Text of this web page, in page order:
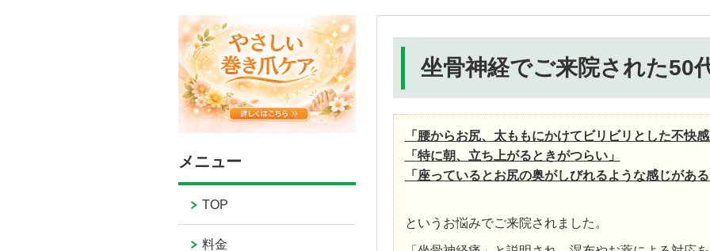
坐骨神経でご来院された50
「腰からお尻、太ももにかけてビリビリとした不快
「特に朝、立ち上がるときがつらい」
「座っているとお尻の奥がしびれるような感じがあ
というお悩みでご来院されました。
メニュー
TOP
料金